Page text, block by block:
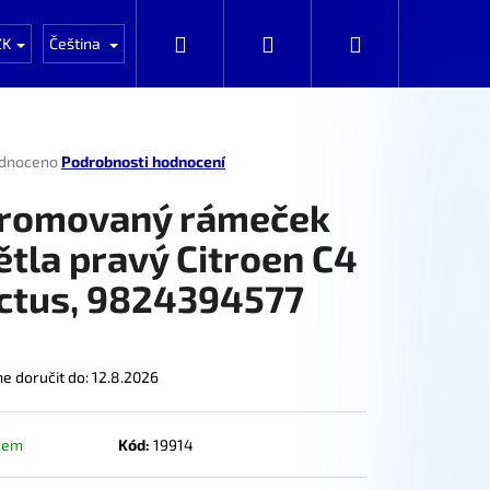
Auta k rozprodání po dílech
Čeština Hledat Přihlášení
Podrobnosti hodnocení
rámeček
pravý Citroen C4
9824394577
doručit do:12.8.2026
Kód: 19914